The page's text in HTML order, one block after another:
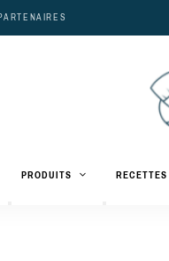
et
PRODUITS RECETTES